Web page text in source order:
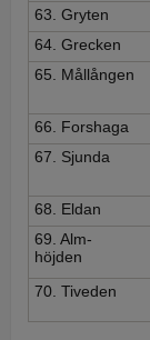
63. Gryten
64. Grecken
65. Mållången
66. Forshaga
67. Sjunda
68. Eldan
69. Alm-
höjden
70. Tiveden